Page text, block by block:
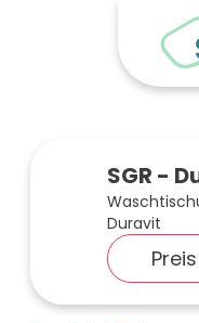
SGR -
Duravit